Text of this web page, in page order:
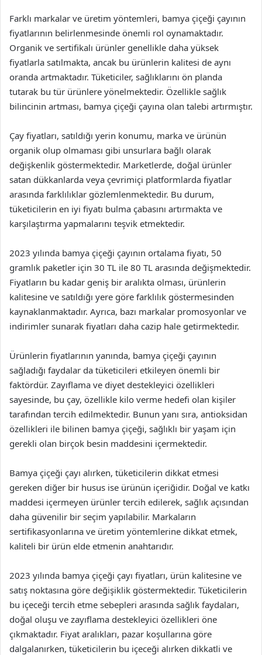
Farklı markalar ve üretim yöntemleri, bamya çiçeği çayının
fiyatlarının belirlenmesinde önemli rol oynamaktadır.
Organik ve sertifikalı ürünler genellikle daha yüksek
fiyatlarla satılmakta, ancak bu ürünlerin kalitesi de aynı
oranda artmaktadır. Tüketiciler, sağlıklarını ön planda
tutarak bu tür ürünlere yönelmektedir. Özellikle sağlık
bilincinin artması, bamya çiçeği çayına olan talebi artırmıştır.
Çay fiyatları, satıldığı yerin konumu, marka ve ürünün
organik olup olmaması gibi unsurlara bağlı olarak
değişkenlik göstermektedir. Marketlerde, doğal ürünler
satan dükkanlarda veya çevrimiçi platformlarda fiyatlar
arasında farklılıklar gözlemlenmektedir. Bu durum,
tüketicilerin en iyi fiyatı bulma çabasını artırmakta ve
karşılaştırma yapmalarını teşvik etmektedir.
2023 yılında bamya çiçeği çayının ortalama fiyatı, 50
gramlık paketler için 30 TL ile 80 TL arasında değişmektedir.
Fiyatların bu kadar geniş bir aralıkta olması, ürünlerin
kalitesine ve satıldığı yere göre farklılık göstermesinden
kaynaklanmaktadır. Ayrıca, bazı markalar promosyonlar ve
indirimler sunarak fiyatları daha cazip hale getirmektedir.
Ürünlerin fiyatlarının yanında, bamya çiçeği çayının
sağladığı faydalar da tüketicileri etkileyen önemli bir
faktördür. Zayıflama ve diyet destekleyici özellikleri
sayesinde, bu çay, özellikle kilo verme hedefi olan kişiler
tarafından tercih edilmektedir. Bunun yanı sıra, antioksidan
özellikleri ile bilinen bamya çiçeği, sağlıklı bir yaşam için
gerekli olan birçok besin maddesini içermektedir.
Bamya çiçeği çayı alırken, tüketicilerin dikkat etmesi
gereken diğer bir husus ise ürünün içeriğidir. Doğal ve katkı
maddesi içermeyen ürünler tercih edilerek, sağlık açısından
daha güvenilir bir seçim yapılabilir. Markaların
sertifikasyonlarına ve üretim yöntemlerine dikkat etmek,
kaliteli bir ürün elde etmenin anahtarıdır.
2023 yılında bamya çiçeği çayı fiyatları, ürün kalitesine ve
satış noktasına göre değişiklik göstermektedir. Tüketicilerin
bu içeceği tercih etme sebepleri arasında sağlık faydaları,
doğal oluşu ve zayıflama destekleyici özellikleri öne
çıkmaktadır. Fiyat aralıkları, pazar koşullarına göre
dalgalanırken, tüketicilerin bu içeceği alırken dikkatli ve